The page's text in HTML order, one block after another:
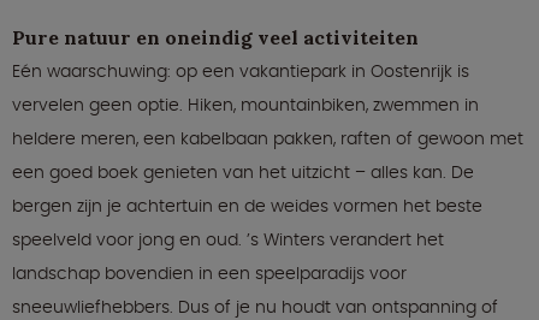
Pure natuur en oneindig veel activiteiten
Eén waarschuwing: op een vakantiepark in Oostenrijk is
vervelen geen optie. Hiken, mountainbiken, zwemmen in
heldere meren, een kabelbaan pakken, raften of gewoon met
een goed boek genieten van het uitzicht – alles kan. De
bergen zijn je achtertuin en de weides vormen het beste
speelveld voor jong en oud. ’s Winters verandert het
landschap bovendien in een speelparadijs voor
sneeuwliefhebbers. Dus of je nu houdt van ontspanning of